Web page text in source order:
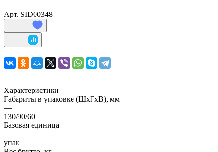
Арт. SID00348
Характеристики
Габариты в упаковке (ШхГхВ), мм
—
130/90/60
Базовая единица
—
упак